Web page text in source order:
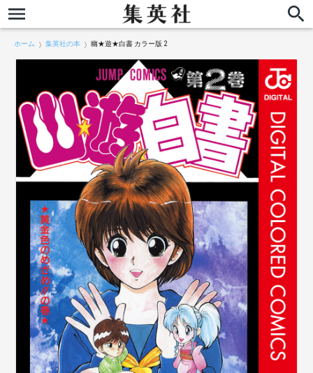
ホーム 集英社の本 幽★遊★白書 カラー版 2